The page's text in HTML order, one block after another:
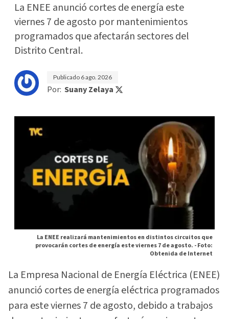
La ENEE anunció cortes de energía este
viernes 7 de agosto por mantenimientos
programados que afectarán sectores del
Distrito Central.
Publicado 6 ago. 2026
Por: Suany Zelaya
La ENEE realizará mantenimientos en distintos circuitos que
provocarán cortes de energía este viernes 7 de agosto. -Foto:
Obtenida de Internet
La Empresa Nacional de Energía Eléctrica (ENEE)
anunció cortes de energía eléctrica programados
para este viernes 7 de agosto, debido a trabajos